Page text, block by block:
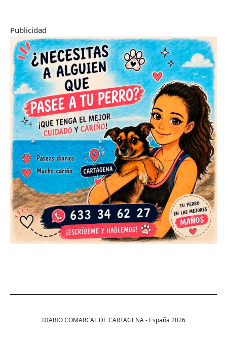
Publicidad
DIARIO COMARCAL DE CARTAGENA - España 2026